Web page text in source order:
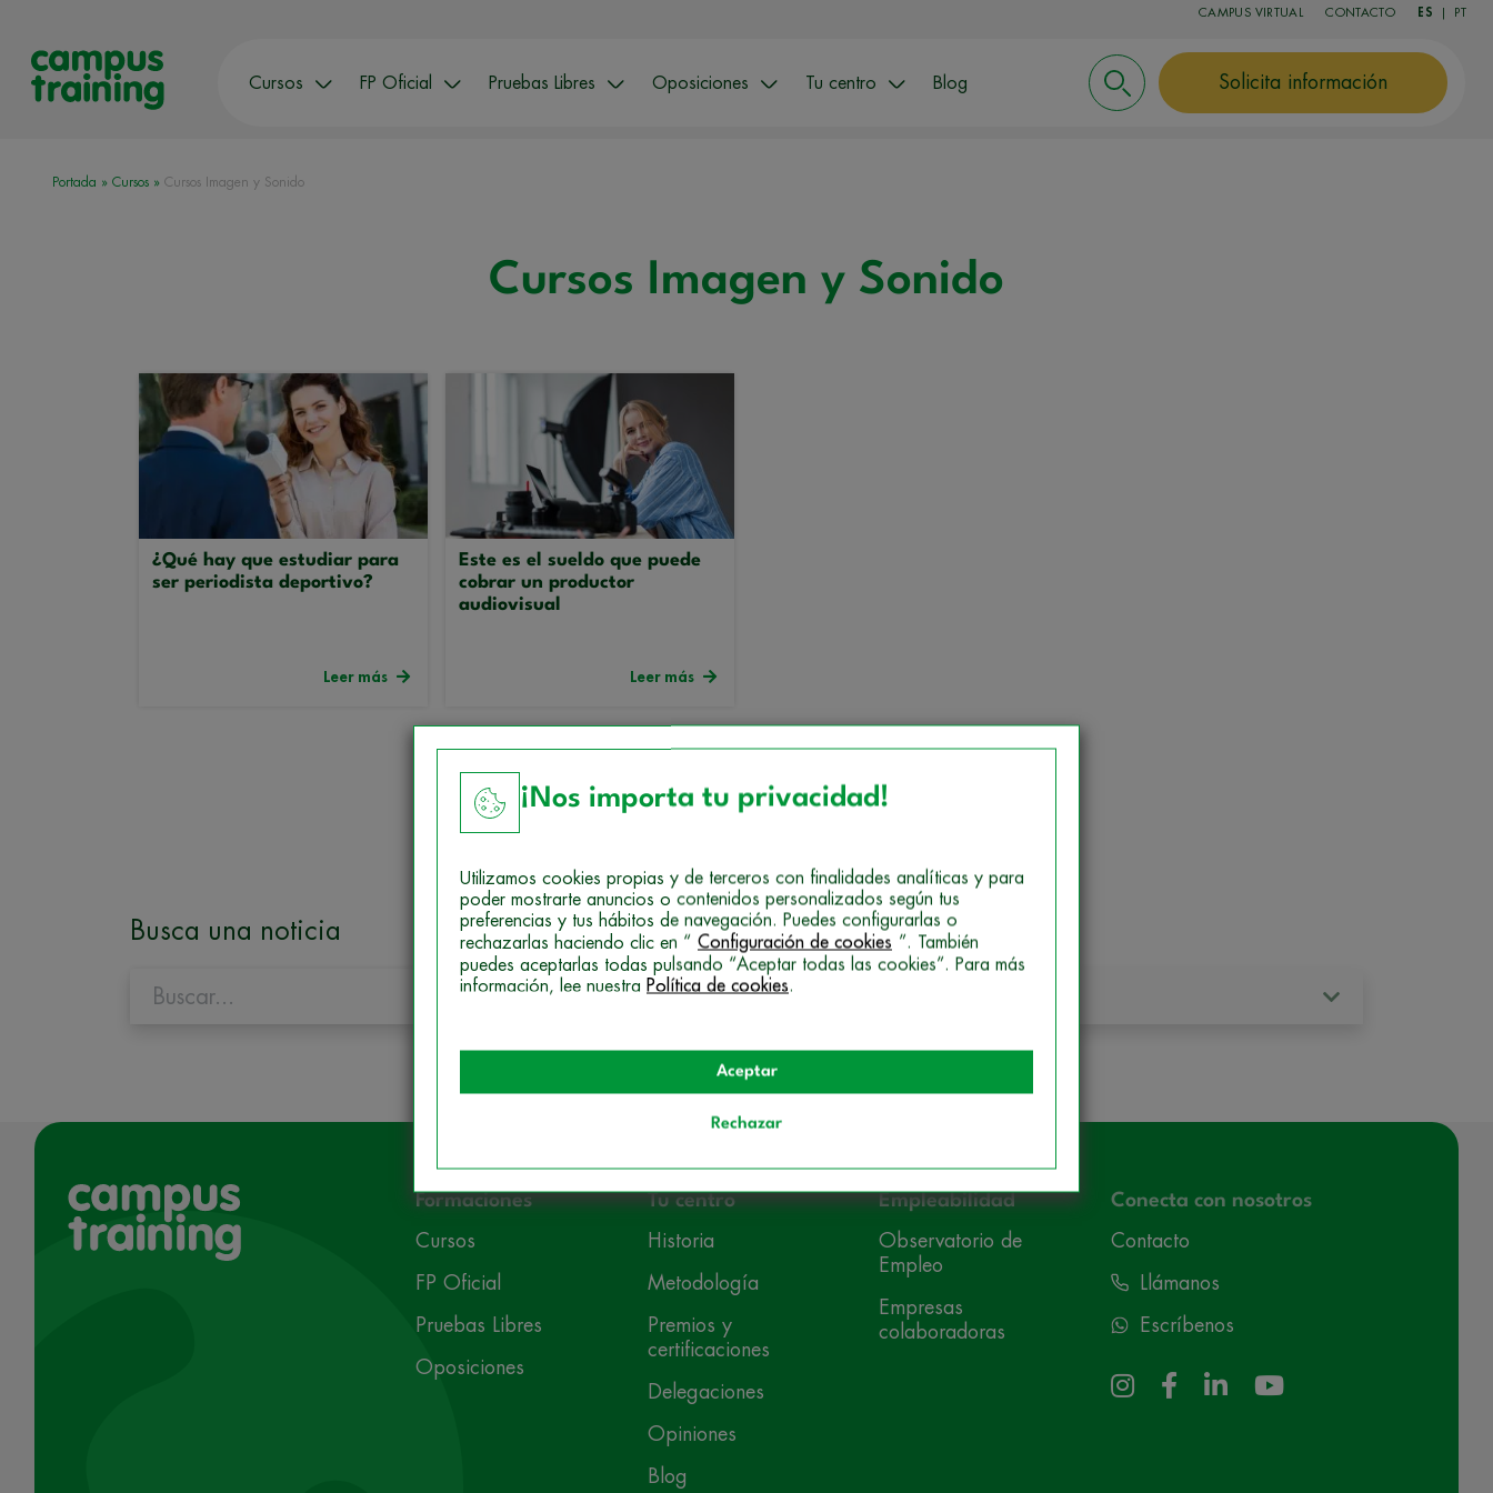
CAMPUS VIRTUAL CONTACTO ES PT
Cursos FP Oficial Pruebas Libres Oposiciones Tu centro Blog Solicita información
Portada » Cursos » Cursos Imagen y Sonido
Cursos Imagen y Sonido
¿Qué hay que estudiar para
ser periodista deportivo?
Leer más
Este es el sueldo que puede
cobrar un productor
audiovisual
Leer más
Busca una noticia Selecciona una categoría
Formaciones
Cursos
FP Oficial
Pruebas Libres
Oposiciones
Tu centro
Historia
Metodología
Premios y
certificaciones
Delegaciones
Opiniones
Blog
Empleabilidad
Observatorio de
Empleo
Empresas
colaboradoras
Conecta con nosotros
Contacto
Llámanos
Escríbenos
¡Nos importa tu privacidad!
Utilizamos cookies propias y de terceros con finalidades analíticas y para
poder mostrarte anuncios o contenidos personalizados según tus
preferencias y tus hábitos de navegación. Puedes configurarlas o
rechazarlas haciendo clic en “ Configuración de cookies ”. También
puedes aceptarlas todas pulsando “Aceptar todas las cookies”. Para más
información, lee nuestra Política de cookies.
Aceptar
Rechazar